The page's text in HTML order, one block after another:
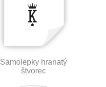
Samolepky hranatý
štvorec